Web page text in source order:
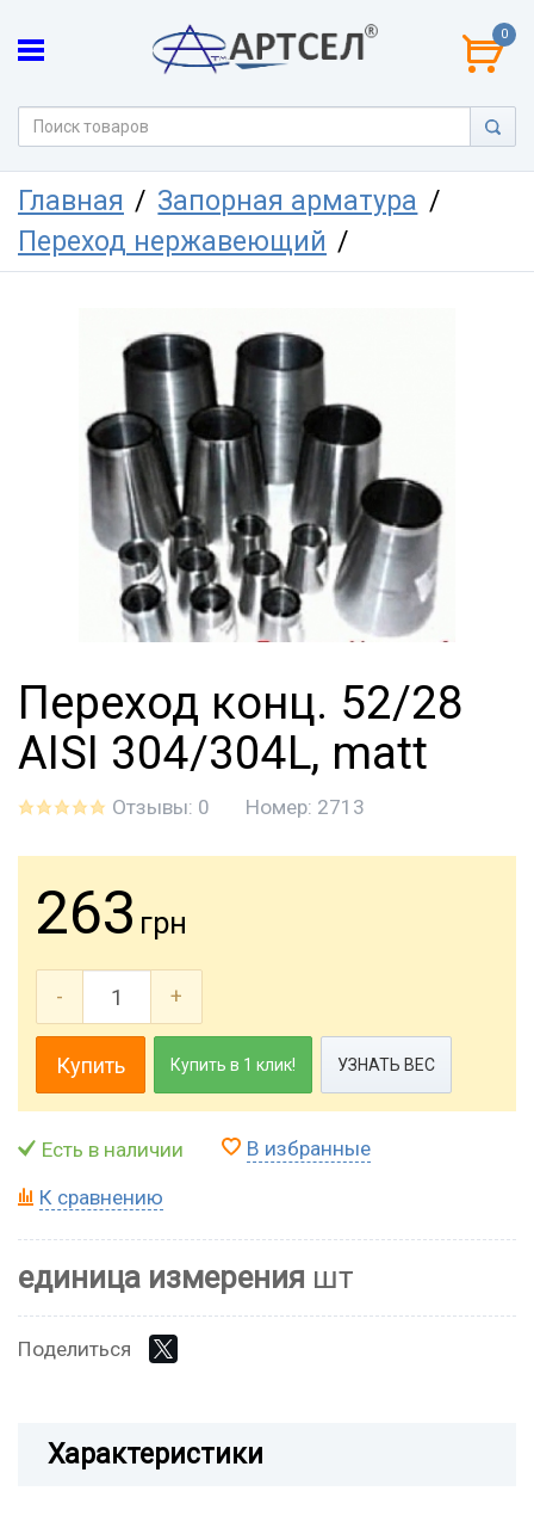
0
Главная
Запорная арматура
Переход нержавеющий
Переход конц. 52/28
AISI 304/304L, matt
Отзывы: 0 Номер: 2713
263 грн
- +
Купить Купить в 1 клик! УЗНАТЬ ВЕС
Есть в наличии В избранные
К сравнению
единица измерения шт
Поделиться
Характеристики